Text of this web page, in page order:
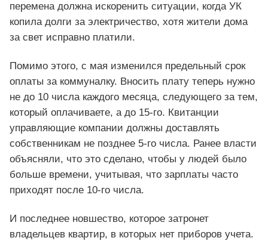
перемена должна искоренить ситуации, когда УК
копила долги за электричество, хотя жители дома
за свет исправно платили.
Помимо этого, с мая изменился предельный срок
оплаты за коммуналку. Вносить плату теперь нужно
не до 10 числа каждого месяца, следующего за тем,
который оплачиваете, а до 15-го. Квитанции
управляющие компании должны доставлять
собственникам не позднее 5-го числа. Ранее власти
объясняли, что это сделано, чтобы у людей было
больше времени, учитывая, что зарплаты часто
приходят после 10-го числа.
И последнее новшество, которое затронет
владельцев квартир, в которых нет приборов учета.